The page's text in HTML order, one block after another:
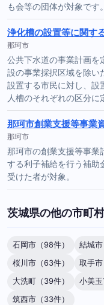
も会等の団体が対象です。
浄化槽の設置等に関す
那珂市
公共下水道の事業計画を
設の事業採択区域を除い
設置する市民に対し、設
人槽のそれぞれの区分に
那珂市創業支援等事業
那珂市
那珂市の創業支援等事業
する利子補給を行う補助
受けた者が対象。
茨城県の他の市町村
石岡市（98件） 結城市
桜川市（63件）
取手市
大洗町（39件）
小美玉
筑西市（33件）